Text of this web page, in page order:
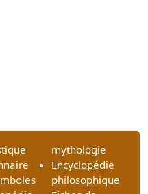
mythologie
Encyclopédie
philosophique